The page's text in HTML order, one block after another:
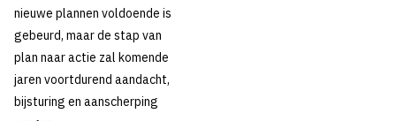
Thema's:
Drinkwaterbronnen
nieuwe plannen voldoende is
gebeurd, maar de stap van
plan naar actie zal komende
jaren voortdurend aandacht,
bijsturing en aanscherping